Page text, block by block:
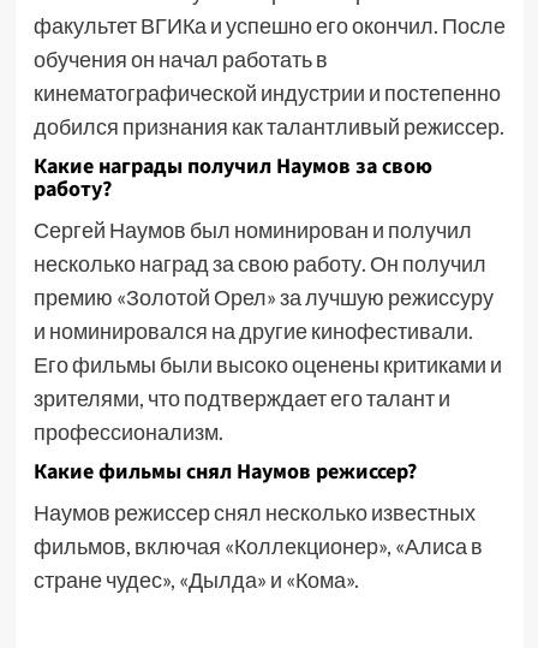
факультет ВГИКа и успешно его окончил. После
обучения он начал работать в
кинематографической индустрии и постепенно
добился признания как талантливый режиссер.
Какие награды получил Наумов за свою
работу?
Сергей Наумов был номинирован и получил
несколько наград за свою работу. Он получил
премию «Золотой Орел» за лучшую режиссуру
и номинировался на другие кинофестивали.
Его фильмы были высоко оценены критиками и
зрителями, что подтверждает его талант и
профессионализм.
Какие фильмы снял Наумов режиссер?
Наумов режиссер снял несколько известных
фильмов, включая «Коллекционер», «Алиса в
стране чудес», «Дылда» и «Кома».